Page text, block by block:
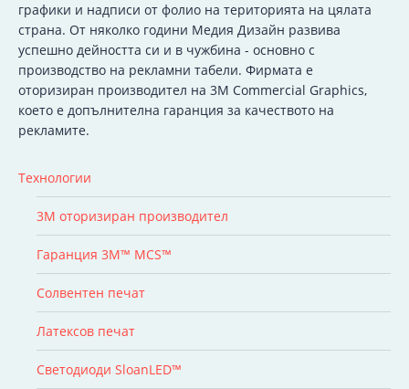
графики и надписи от фолио на територията на цялата
страна. От няколко години Медия Дизайн развива
успешно дейността си и в чужбина - основно с
производство на рекламни табели. Фирмата е
оторизиран производител на 3M Commercial Graphics,
което е допълнителна гаранция за качеството на
рекламите.
Технологии
3M оторизиран производител
Гаранция 3M™ MCS™
Солвентен печат
Латексов печат
Светодиоди SloanLED™